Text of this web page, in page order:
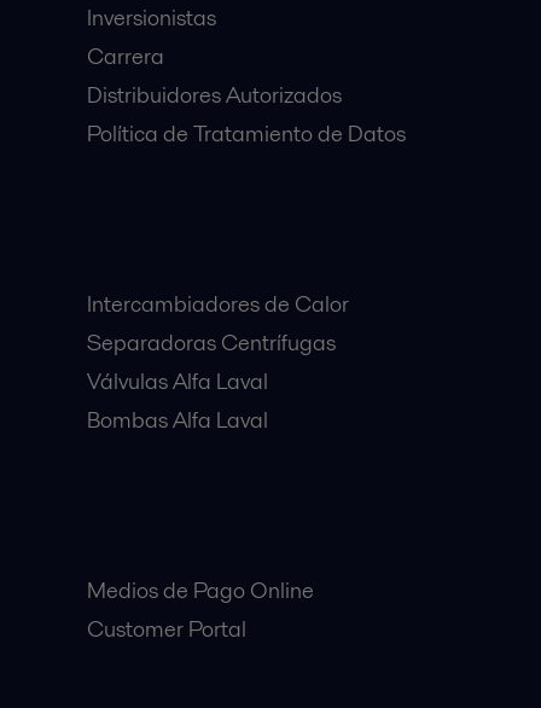
Inversionistas
Carrera
Distribuidores Autorizados
Política de Tratamiento de Datos
Intercambiadores de Calor
Separadoras Centrífugas
Válvulas Alfa Laval
Bombas Alfa Laval
Medios de Pago Online
Customer Portal